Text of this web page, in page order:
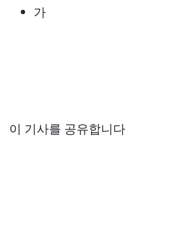
가
이 기사를 공유합니다